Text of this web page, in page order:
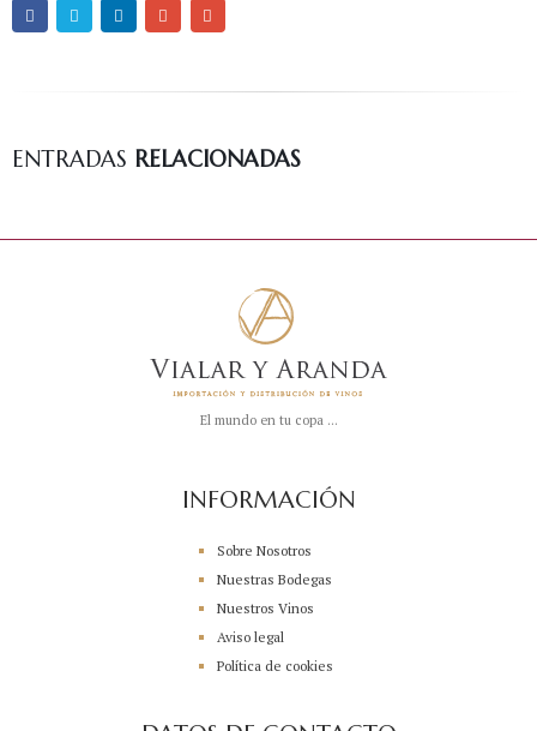
ENTRADAS RELACIONADAS
El mundo en tu copa ...
INFORMACIÓN
Sobre Nosotros
Nuestras Bodegas
Nuestros Vinos
Aviso legal
Política de cookies